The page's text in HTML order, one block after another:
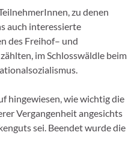
zu denen
auch interessierte
des Freihof– und
imSchlosswäldle beim
hingewiesen,wiewichtigdie
Vergangenheitangesichts
sei. Beendet wurde die